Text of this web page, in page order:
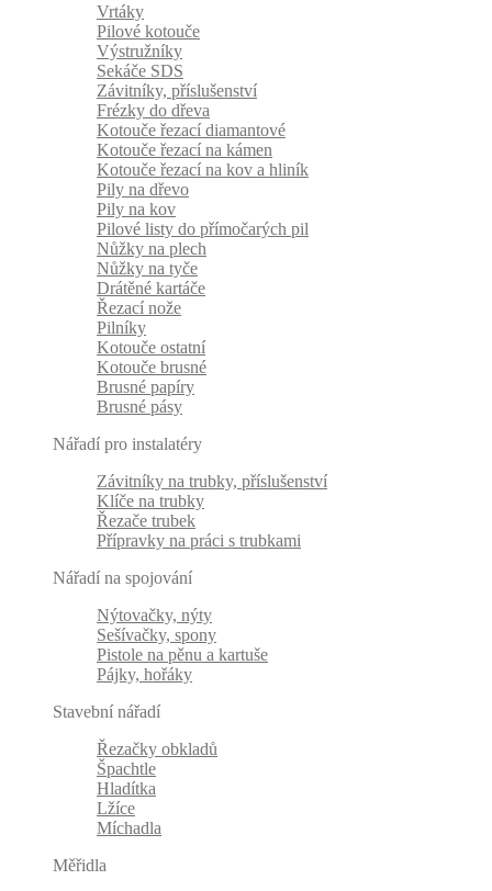
Vrtáky
Pilové kotouče
Výstružníky
Sekáče SDS
Závitníky, příslušenství
Frézky do dřeva
Kotouče řezací diamantové
Kotouče řezací na kámen
Kotouče řezací na kov a hliník
Pily na dřevo
Pily na kov
Pilové listy do přímočarých pil
Nůžky na plech
Nůžky na tyče
Drátěné kartáče
Řezací nože
Pilníky
Kotouče ostatní
Kotouče brusné
Brusné papíry
Brusné pásy
Nářadí pro instalatéry
Závitníky na trubky, příslušenství
Klíče na trubky
Řezače trubek
Přípravky na práci s trubkami
Nářadí na spojování
Nýtovačky, nýty
Sešívačky, spony
Pistole na pěnu a kartuše
Pájky, hořáky
Stavební nářadí
Řezačky obkladů
Špachtle
Hladítka
Lžíce
Míchadla
Měřidla